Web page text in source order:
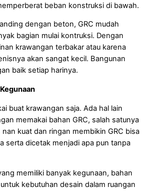
beban konstruksi di bawah.
dengan beton, GRC mudah
bagian mulai kontruksi. Dengan
krawangan terbakar atau karena
akan sangat kecil. Bangunan
baik setiap harinya.
buat krawangan saja. Ada hal lain
memakai bahan GRC, salah satunya
kuat dan ringan membikin GRC bisa
serta dicetak menjadi apa pun tanpa
memiliki banyak kegunaan, bahan
kebutuhan desain dalam ruangan